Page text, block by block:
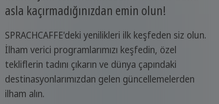
asla kaçırmadığınızdan emin olun!
SPRACHCAFFE'deki yenilikleri ilk keşfeden siz olun.
İlham verici programlarımızı keşfedin, özel
tekliflerin tadını çıkarın ve dünya çapındaki
destinasyonlarımızdan gelen güncellemelerden
ilham alın.